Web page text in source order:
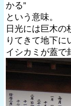
かる”
という意味。
日光には巨木の
りてきて地下に
イシカミが蓋で